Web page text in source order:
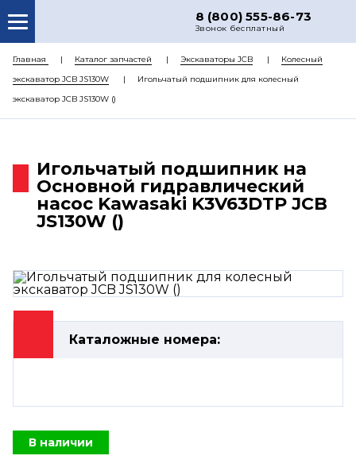
8 (800) 555-86-73
Звонок бесплатный
О НАС
КАТАЛОГ ЗАПЧАСТЕЙ
РЕМОНТ
ЦЕНЫ
КОНТАКТЫ
Главная Каталог запчастей Экскаваторы JCB
Колесный
экскаватор JCB JS130W
Игольчатый подшипник для колесный
экскаватор JCB JS130W ()
Игольчатый подшипник на
Основной гидравлический
насос Kawasaki K3V63DTP JCB
JS130W ()
Каталожные номера:
В наличии